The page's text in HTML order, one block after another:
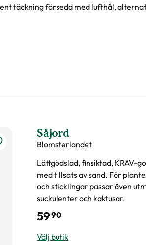
täckning försedd med lufthål,
Såjord
Blomsterlandet
Lättgödslad, finsiktad, KRAV-
med tillsats av sand. För
och sticklingar passar även
suckulenter och kaktusar.
5990
Välj butik